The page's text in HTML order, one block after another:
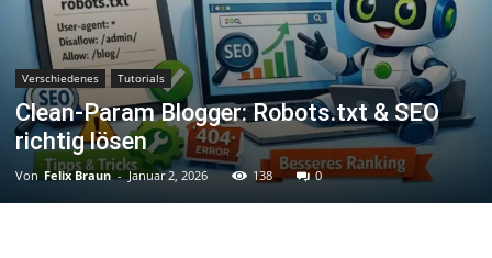
Verschiedenes Tutorials
Clean-Param Blogger: Robots.txt & SEO
richtig lösen
Von Felix Braun - Januar 2, 2026 138 0